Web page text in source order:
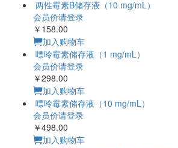
两性霉素B储存液（10 mg/mL）
会员价请登录
￥158.00
加入购物车
嘌呤霉素储存液（1 mg/mL）
会员价请登录
￥298.00
加入购物车
嘌呤霉素储存液（10 mg/mL）
会员价请登录
￥498.00
加入购物车